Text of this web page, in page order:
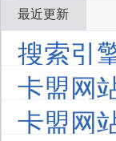
最近更新
搜索引
卡盟网
卡盟网